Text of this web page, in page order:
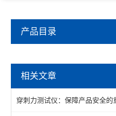
产品目录
锋利度测试仪
牙科种植体动态疲劳试验
相关文章
穿刺力测试仪：保障产品安全的